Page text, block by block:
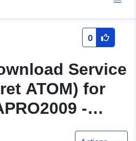
0
Service
ATOM) for
-
den interne